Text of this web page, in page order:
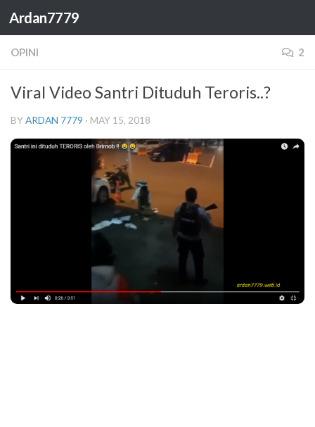
Skip to content
Ardan7779
OPINI 2
Viral Video Santri Dituduh Teroris..?
BYARDAN 7779 · MAY 15, 2018